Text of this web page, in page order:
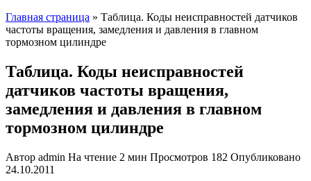
Главная страница » Таблица. Коды неисправностей датчиков
частоты вращения, замедления и давления в главном
тормозном цилиндре
Таблица. Коды неисправностей
датчиков частоты вращения,
замедления и давления в главном
тормозном цилиндре
Автор admin На чтение 2 мин Просмотров 182 Опубликовано
24.10.2011